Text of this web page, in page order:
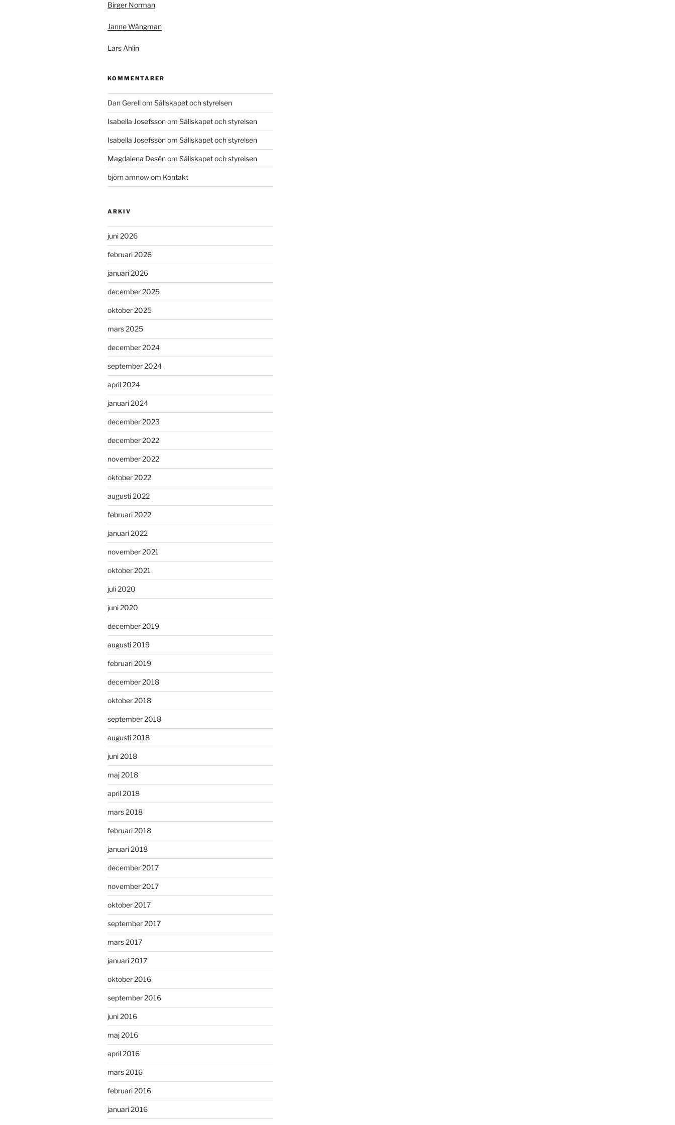
Birger Norman
Janne Wängman
Lars Ahlin
KOMMENTARER
Dan Gerellom Sällskapet och styrelsen
Isabella Josefssonom Sällskapet och styrelsen
Isabella Josefssonom Sällskapet och styrelsen
Magdalena Desénom Sällskapet och styrelsen
björn amnowom Kontakt
ARKIV
juni 2026
februari 2026
januari 2026
december 2025
oktober 2025
mars 2025
december 2024
september 2024
april 2024
januari 2024
december 2023
december 2022
november 2022
oktober 2022
augusti 2022
februari 2022
januari 2022
november 2021
oktober 2021
juli 2020
juni 2020
december 2019
augusti 2019
februari 2019
december 2018
oktober 2018
september 2018
augusti 2018
juni 2018
maj 2018
april 2018
mars 2018
februari 2018
januari 2018
december 2017
november 2017
oktober 2017
september 2017
mars 2017
januari 2017
oktober 2016
september 2016
juni 2016
maj 2016
april 2016
mars 2016
februari 2016
januari 2016